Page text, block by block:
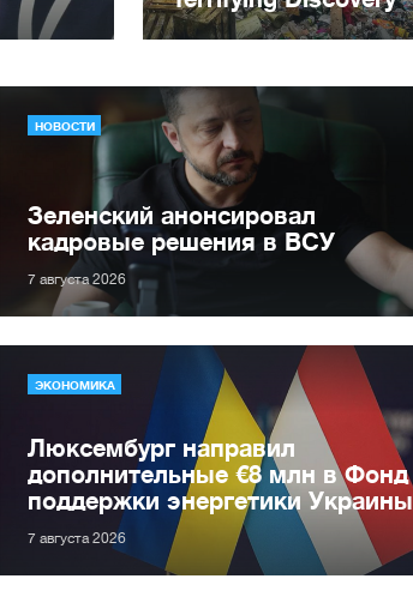
НОВОСТИ
Зеленский анонсировал
кадровые решения в ВСУ
7 августа 2026
ЭКОНОМИКА
Люксембург направил
дополнительные €8 млн в Фонд
поддержки энергетики Украины
7 августа 2026